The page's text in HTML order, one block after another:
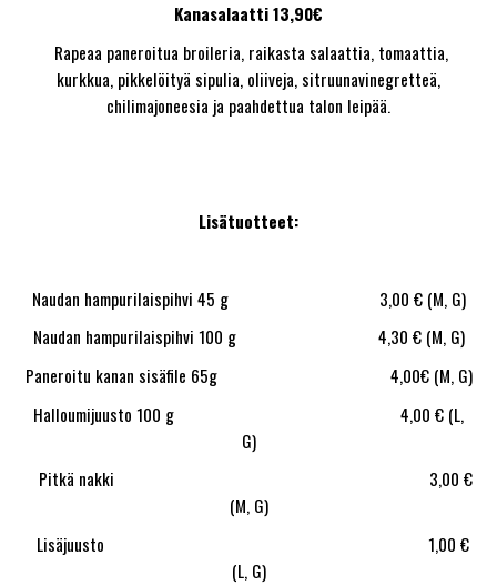
Kanasalaatti 13,90€
Rapeaa paneroitua broileria, raikasta salaattia, tomaattia,
kurkkua, pikkelöityä sipulia, oliiveja, sitruunavinegretteä,
chilimajoneesia ja paahdettua talon leipää.
Lisätuotteet:
Naudan hampurilaispihvi 45 g 3,00 € (M, G)
Naudan hampurilaispihvi 100 g 4,30 € (M, G)
Paneroitu kanan sisäfile 65g 4,00€ (M, G)
Halloumijuusto 100 g 4,00 € (L,
G)
Pitkä nakki 3,00 €
(M, G)
Lisäjuusto 1,00 €
(L, G)